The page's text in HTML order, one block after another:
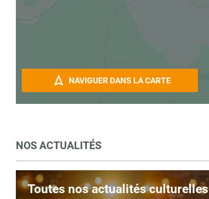
NAVIGUER DANS LA CARTE
NOS ACTUALITÉS
Toutes nos actualités culturelles